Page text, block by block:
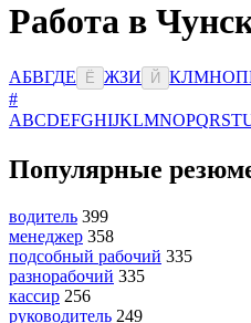
Работа в
АБВГДЕ Ё ЖЗИ Й КЛМНОП
#
ABCDEFGHIJKLMNOPQRST
Популярные
водитель 399
менеджер 358
подсобный рабочий 335
разнорабочий 335
кассир 256
руководитель 249